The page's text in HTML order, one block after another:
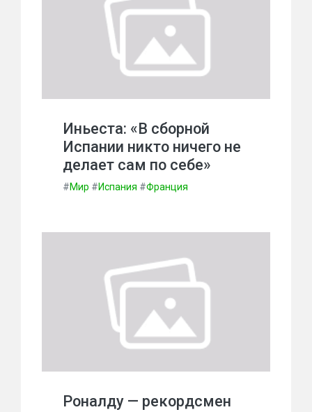
Иньеста: «В сборной
Испании никто ничего не
делает сам по себе»
#Мир #Испания #Франция
Роналду — рекордсмен